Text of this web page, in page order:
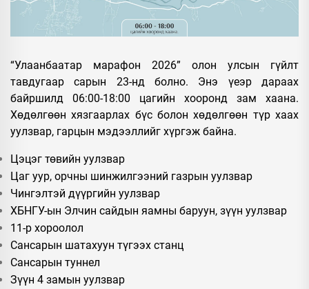
“Улаанбаатар марафон 2026” олон улсын гүйлт
тавдугаар сарын 23-нд болно. Энэ үеэр дараах
байршилд 06:00-18:00 цагийн хооронд зам хаана.
Хөдөлгөөн хязгаарлах бүс болон хөдөлгөөн түр хаах
уулзвар, гарцын мэдээллийг хүргэж байна.
Цэцэг төвийн уулзвар
Цаг уур, орчны шинжилгээний газрын уулзвар
Чингэлтэй дүүргийн уулзвар
ХБНГУ-ын Элчин сайдын яамны баруун, зүүн уулзвар
11-р хороолол
Сансарын шатахуун түгээх станц
Сансарын туннел
Зүүн 4 замын уулзвар